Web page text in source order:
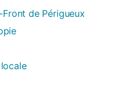
de Périgueux